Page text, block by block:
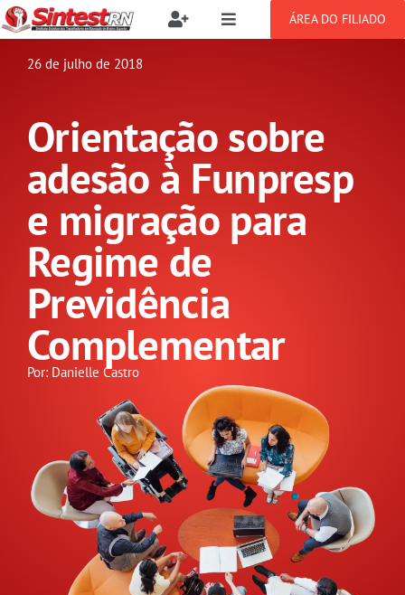
Ir
para
Toggle
Buscar
resultados
Filie-se
Benefícios
Setor jurídico
Toggle
SOBRE
NOTÍCIAS
PUBLICAÇÕES
CONGRESSOS
GREVE
DOCUMENTOS
ÁREA DO FILIADO
26 de julho de 2018
Orientação sobre
adesão à Funpresp
e migração para
Regime de
Previdência
Complementar
Por: Danielle Castro